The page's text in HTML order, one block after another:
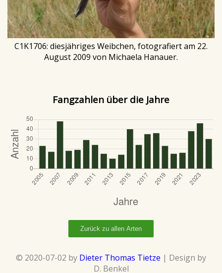
C1K1706: diesjähriges Weibchen, fotografiert am 22.
August 2009 von Michaela Hanauer.
Fangzahlen über die Jahre
Zurück zu allen Arten
© 2020-07-02 by Dieter Thomas Tietze | Design by
D. Benkel